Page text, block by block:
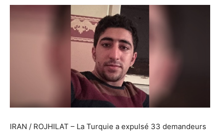
IRAN / ROJHILAT – La Turquie a expulsé 33 demandeurs